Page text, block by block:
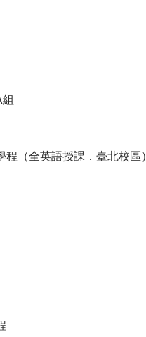
（全英語授課．臺北校區）